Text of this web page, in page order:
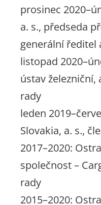
prosinec
a. s., předseda
generální ředitel
listopad
ústav železniční,
rady
leden
Slovakia, a. s.,
2017–2020:
společnost –
rady
2015–2020: